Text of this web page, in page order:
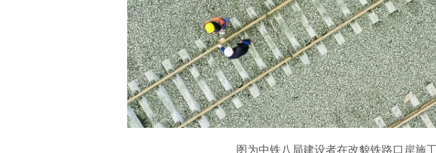
图为中铁八局建设者在改貌铁路口岸施